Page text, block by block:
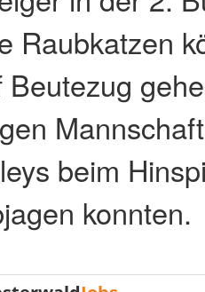
Raubkatzen
beim
konnten.